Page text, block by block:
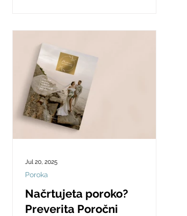
Načrtujeta poroko?
Preverita Poročni
Poroka
Jul 20, 2025